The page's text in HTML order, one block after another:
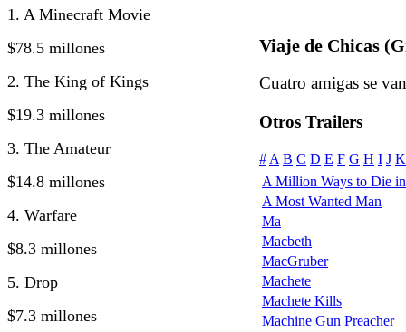
1. A Minecraft Movie
$78.5 millones
2. The King of Kings
$19.3 millones
3. The Amateur
$14.8 millones
4. Warfare
$8.3 millones
5. Drop
$7.3 millones
Viaje de Chicas
Cuatro amigas se
Otros Trailers
# A B C D E F G H I J K
A Million Ways to Die
A Most Wanted Man
Ma
Macbeth
MacGruber
Machete
Machete Kills
Machine Gun Preacher